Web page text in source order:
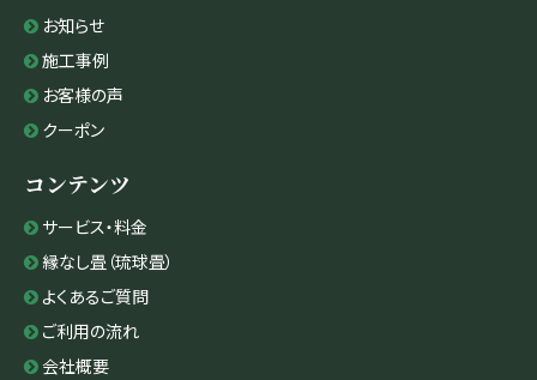
お知らせ
施工事例
お客様の声
クーポン
コンテンツ
サービス・料金
縁なし畳（琉球畳）
よくあるご質問
ご利用の流れ
会社概要